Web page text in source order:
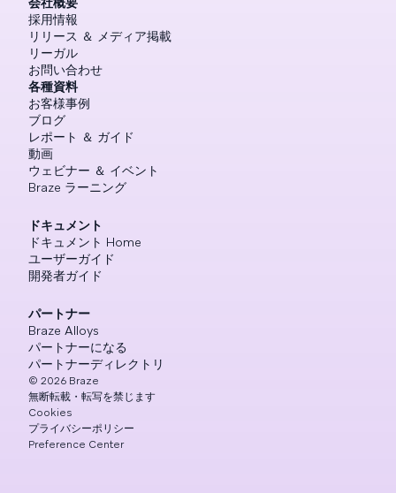
採用情報
リリース ＆ メディア掲載
リーガル
お問い合わせ
各種資料
お客様事例
ブログ
レポート ＆ ガイド
動画
ウェビナー ＆ イベント
Braze ラーニング
ドキュメント
ドキュメント Home
ユーザーガイド
開発者ガイド
パートナー
Braze Alloys
パートナーになる
パートナーディレクトリ
© 2026 Braze
無断転載・転写を禁じます
Cookies
プライバシーポリシー
Preference Center